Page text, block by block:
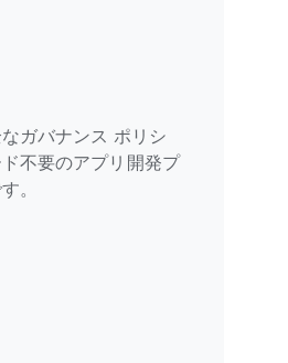
ガバナンス ポリシ
不要のアプリ開発プ
。